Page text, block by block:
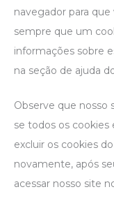
navegador para
sempre que um
informações sobre
na seção de ajuda
Observe que nosso
se todos os cookies
excluir os cookies
novamente, após
acessar nosso site